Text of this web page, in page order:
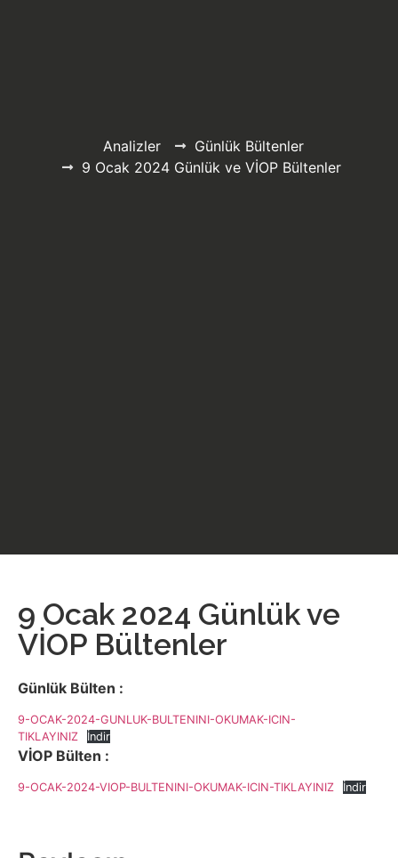
Analizler
Günlük Bültenler
9 Ocak 2024 Günlük ve VİOP Bültenler
9 Ocak 2024 Günlük ve
VİOP Bültenler
Günlük Bülten :
9-OCAK-2024-GUNLUK-BULTENINI-OKUMAK-ICIN-
TIKLAYINIZ
İndir
VİOP Bülten :
9-OCAK-2024-VIOP-BULTENINI-OKUMAK-ICIN-TIKLAYINIZ İndir